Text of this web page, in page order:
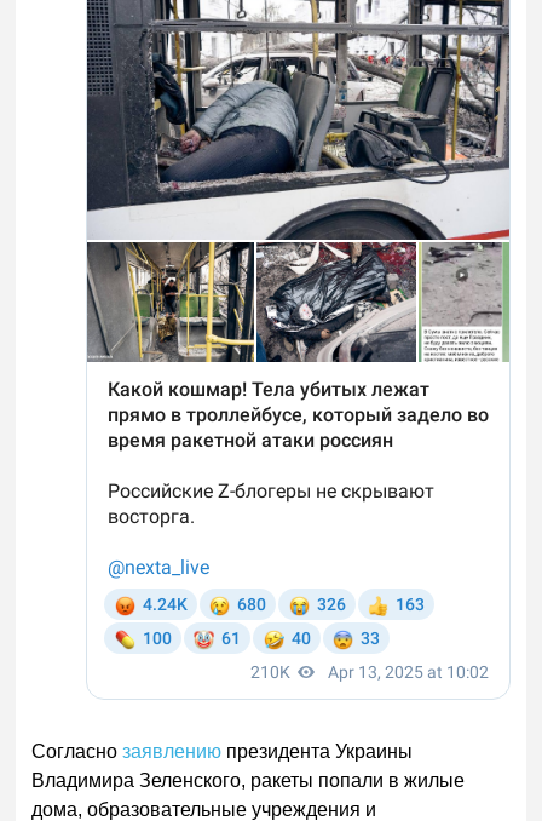
Согласнозаявлению президента Украины
Владимира Зеленского, ракеты попали в жилые
дома, образовательные учреждения и